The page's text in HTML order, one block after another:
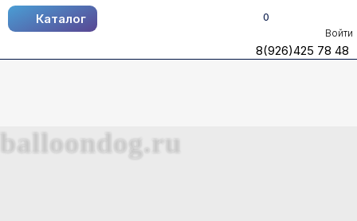
Каталог
Войти
0
8(926)425 78 48
Каталог
8(926)425 78 48
balloondog.ru